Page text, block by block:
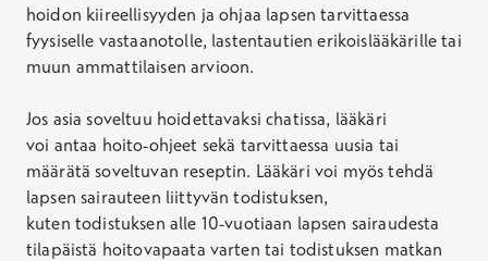
hoidon kiireellisyyden ja ohjaa lapsen tarvittaessa
fyysiselle vastaanotolle, lastentautien erikoislääkärille tai
muun ammattilaisen arvioon.
Jos asia soveltuu hoidettavaksi chatissa, lääkäri
voi antaa hoito-ohjeet sekä tarvittaessa uusia tai
määrätä soveltuvan reseptin. Lääkäri voi myös tehdä
lapsen sairauteen liittyvän todistuksen,
kuten todistuksen alle 10-vuotiaan lapsen sairaudesta
tilapäistä hoitovapaata varten tai todistuksen matkan